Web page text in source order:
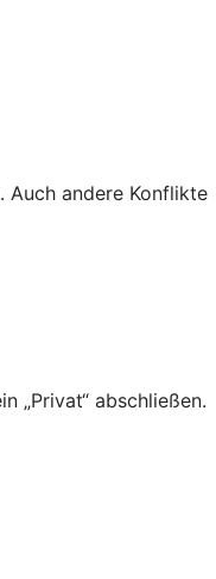
Auch andere Konflikte
„Privat“ abschließen.